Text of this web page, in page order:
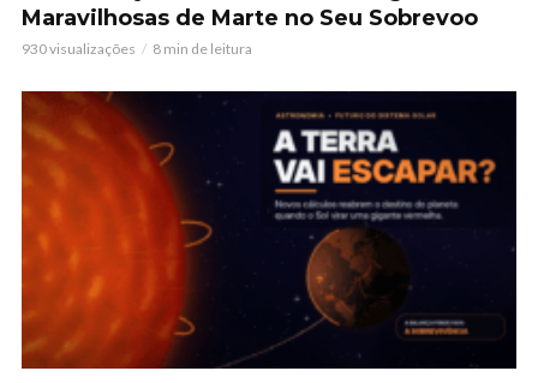
Maravilhosas de Marte no Seu Sobrevoo
930 visualizações 8 min de leitura